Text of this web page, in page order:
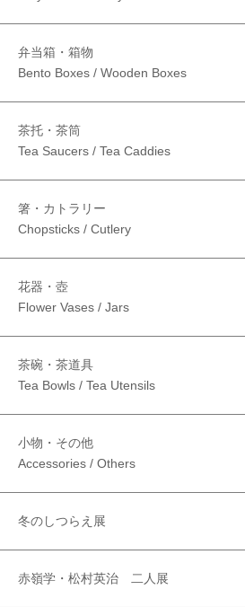
弁当箱・箱物
Bento Boxes / Wooden Boxes
茶托・茶筒
Tea Saucers / Tea Caddies
箸・カトラリー
Chopsticks / Cutlery
花器・壺
Flower Vases / Jars
茶碗・茶道具
Tea Bowls / Tea Utensils
小物・その他
Accessories / Others
冬のしつらえ展
赤嶺学・松村英治 二人展